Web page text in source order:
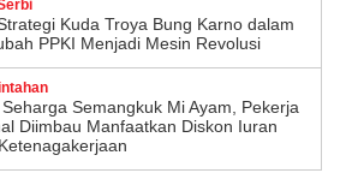
Kuda Troya Bung Karno dalam
PPKI Menjadi Mesin Revolusi
Semangkuk Mi Ayam, Pekerja
Diimbau Manfaatkan Diskon Iuran